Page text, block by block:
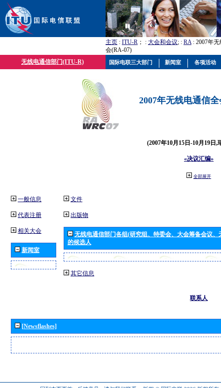
主页 : ITU-R ； : 大会和会议; : RA: 2007年
会(RA-07)
无线电通信部门(ITU-R)
2007年无线电通信
(2007年10月15日-10月19日,
«决议汇编»
全部展开
一般信息
代表注册
相关大会
新闻室
文件
出版物
无线电通信部门各组(研究组、特委会、大会筹备会议
的候选人
其它信息
联系人
[Newsflashes]
国际电联三大部门 新闻室 各项活动